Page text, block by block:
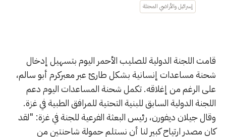
إسرائيل والأراضي المحتلة
قامت اللجنة الدولية للصليب الأحمر اليوم بتسهيل إدخال
شحنة مساعدات إنسانية بشكل طارئ عبر معبركرم أبو سالم،
على الرغم من إغلاقه. تكمل شحنة المساعدات اليوم دعم
اللجنة الدولية السابق للبنية التحتية للمرافق الطبية في غزة.
وقال جيلان ديفورن، رئيس البعثة الفرعية للجنة في غزة: "لقد
كان مصدر ارتياح كبير لنا أن نستلم حمولة شاحنتين من